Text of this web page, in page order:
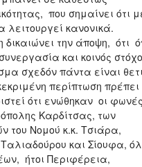
που σημαίνει ότι
λειτουργεί κανονικά.
δικαιώνει την άποψη, ότι
και κοινός
σχεδόν πάντα είναι
περίπτωση
ότι ενώθηκαν οι φωνές
Καρδίτσας, των
του Νομού κ.κ. Τσιάρα,
και Σίουφα,
ήτοι Περιφέρεια,